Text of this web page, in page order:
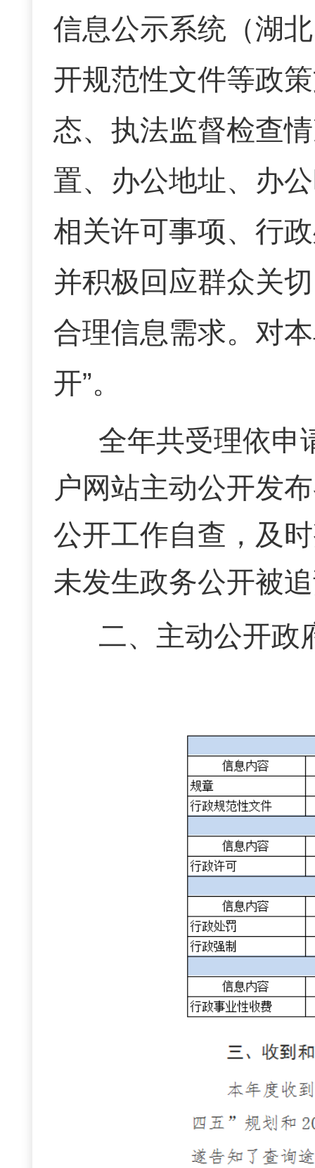
信息公示系统（湖
开规范性文件等政
态、执法监督检查
置、办公地址、办
相关许可事项、行
并积极回应群众关
合理信息需求。对
开”。
全年共受理依申
户网站主动公开发
公开工作自查，及
未发生政务公开被
二、主动公开政